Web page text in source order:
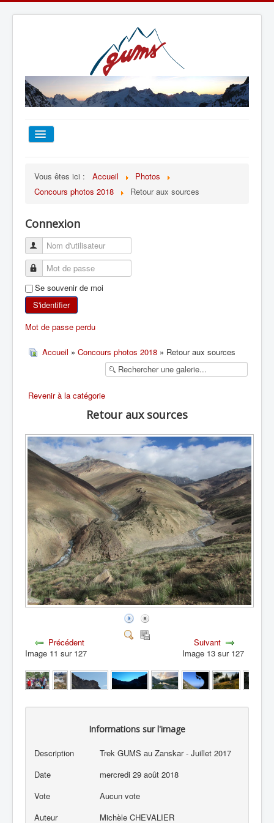
TOUT SUR LE GUMS
ESCALADE
ALPINISME
SKI DE RANDONNÉE
RANDONNÉE SPORTIVE
Vous êtes ici : Accueil
Photos
Concours photos 2018
Retour aux sources
Connexion
Se souvenir de moi
S'identifier
Mot de passe perdu
Accueil » Concours photos 2018 » Retour aux sources
Revenir à la catégorie
Retour aux sources
Précédent
Image 11 sur 127
Suivant
Image 13 sur 127
Informations sur l'image
Description
Trek GUMS au Zanskar - Juillet 2017
Date
mercredi 29 août 2018
Vote
Aucun vote
Auteur
Michèle CHEVALIER